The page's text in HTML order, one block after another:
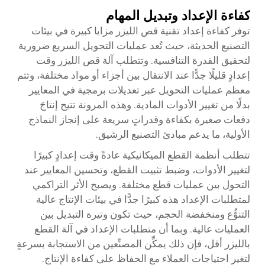
كفاءة الإعداد وتبديل المهام
توفر كفاءة إعداد تقنية قص الليزر مزايا كبيرة في بيئات
التصنيع الحديثة، حيث تُعد عمليات التحويل السريع ضرورية
لتحقيق القدرة التنافسية. وتتطلب آلة قص الليزر وقت
إعدادٍ قليلًا جدًّا عند الانتقال بين أجزاء أو مواد مختلفة، وتتم
معظم عمليات التحويل عبر تعديلات برمجية في المعايير
بدلًا من تغيير الأدوات المادية. وهذه المرونة تتيح إنتاجَ
دفعات صغيرة بكفاءة وقدراتٍ سريعة على إنجاز النماذج
الأولية، ما يدعم مبادئ التصنيع الرشيق.
تتطلب أنظمة القطع الميكانيكية عادةً وقت إعدادٍ كبيرًا
لتغيير الأدوات، وضبط تثبيت القطع، وتحسين المعايير عند
التحول بين عمليات قطع مختلفة. ويصبح الأثر التراكمي
لمتطلبات الإعداد هذه كبيرًا جدًّا في بيئات الإنتاج عالية
التنوُّع ومنخفضة الحجم، حيث تكون وتيرة التبديل بين
العمليات عالية. وبما أن متطلبات الإعداد في آلة القطع
بالليزر أقل، فإن ذلك يمكِّن المصنِّعين من الاستجابة بسرعةٍ
لتغير احتياجات العملاء مع الحفاظ على كفاءة الإنتاج.